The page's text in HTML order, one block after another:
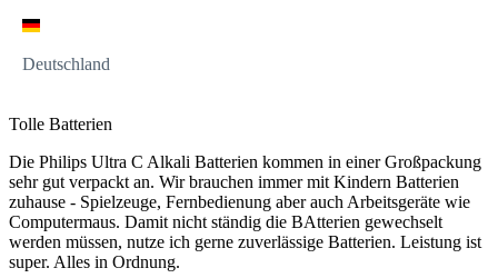
Deutschland
Tolle Batterien
Die Philips Ultra C Alkali Batterien kommen in einer Großpackung
sehr gut verpackt an. Wir brauchen immer mit Kindern Batterien
zuhause - Spielzeuge, Fernbedienung aber auch Arbeitsgeräte wie
Computermaus. Damit nicht ständig die BAtterien gewechselt
werden müssen, nutze ich gerne zuverlässige Batterien. Leistung ist
super. Alles in Ordnung.